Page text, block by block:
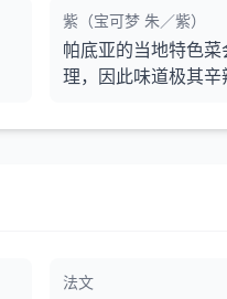
紫（宝可梦 朱／紫）
帕底亚的当地特色
理，因此味道极其辛
法文